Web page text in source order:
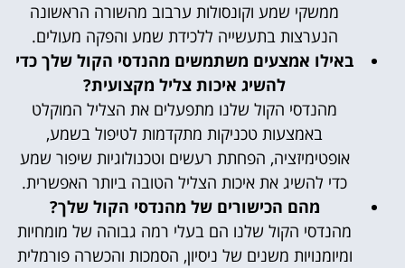
ממשקי שמע וקונסולות ערבוב מהשורה הראשונה
הנערצות בתעשייה ללכידת שמע והפקה מעולים.
באילו אמצעים משתמשים מהנדסי הקול שלך כדי
להשיג איכות צליל מקצועית?
מהנדסי הקול שלנו מתפעלים את הצליל המוקלט
באמצעות טכניקות מתקדמות לטיפול בשמע,
אופטימיזציה, הפחתת רעשים וטכנולוגיות שיפור שמע
כדי להשיג את איכות הצליל הטובה ביותר האפשרית.
מהם הכישורים של מהנדסי הקול שלך?
מהנדסי הקול שלנו הם בעלי רמה גבוהה של מומחיות
ומיומנויות משנים של ניסיון, הסמכות והכשרה פורמלית